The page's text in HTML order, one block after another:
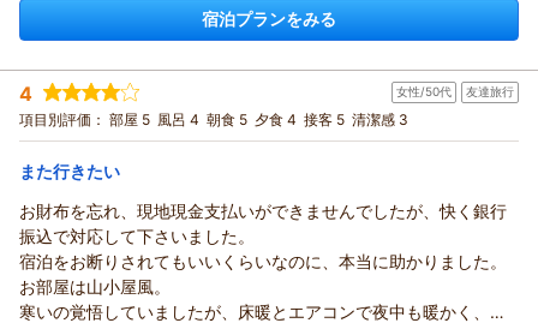
宿泊プランをみる
4 女性/50代 友達旅行
項目別評価： 部屋 5 風呂 4 朝食 5 夕食 4 接客 5 清潔感 3
また行きたい
お財布を忘れ、現地現金支払いができませんでしたが、快く銀行
振込で対応して下さいました。
宿泊をお断りされてもいいくらいなのに、本当に助かりました。
お部屋は山小屋風。
寒いの覚悟していましたが、床暖とエアコンで夜中も暖かく、寒